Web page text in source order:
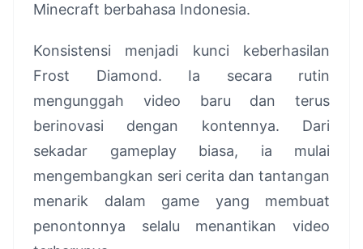
Minecraft berbahasa Indonesia.
Konsistensi menjadi kunci keberhasilan
Frost Diamond. Ia secara rutin
mengunggah video baru dan terus
berinovasi dengan kontennya. Dari
sekadar gameplay biasa, ia mulai
mengembangkan seri cerita dan tantangan
menarik dalam game yang membuat
penontonnya selalu menantikan video